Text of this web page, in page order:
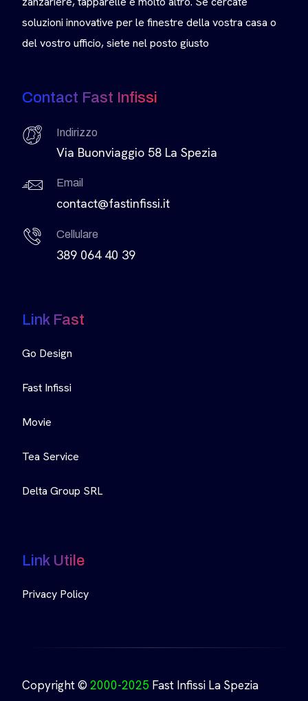
soluzioni innovative per le finestre della vostra casa o
del vostro ufficio, siete nel posto giusto
Contact Fast Infissi
Indirizzo
Via Buonviaggio 58 La Spezia
Email
contact@fastinfissi.it
Cellulare
389 064 40 39
Link Fast
Go Design
Fast Infissi
Movie
Tea Service
Delta Group SRL
Link Utile
Privacy Policy
Copyright © 2000-2025 Fast Infissi La Spezia